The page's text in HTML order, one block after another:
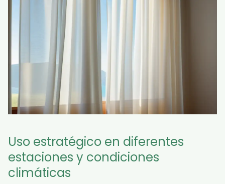
Uso estratégico en diferentes
estaciones y condiciones
climáticas